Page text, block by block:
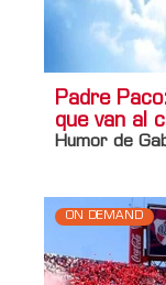
Padre
que van al
Humor de
ON DEMAND